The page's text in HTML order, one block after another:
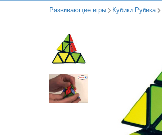
Развивающие игры Кубики Рубика